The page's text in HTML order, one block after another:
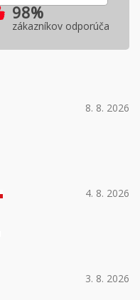
98%
zákazníkov odporúča
8. 8. 2026
4. 8. 2026
3. 8. 2026